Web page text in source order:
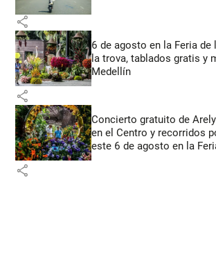
share
6 de agosto en la Feria de
la trova, tablados gratis y
Medellín
share
Concierto gratuito de
en el Centro y recorridos
este 6 de agosto en la
share